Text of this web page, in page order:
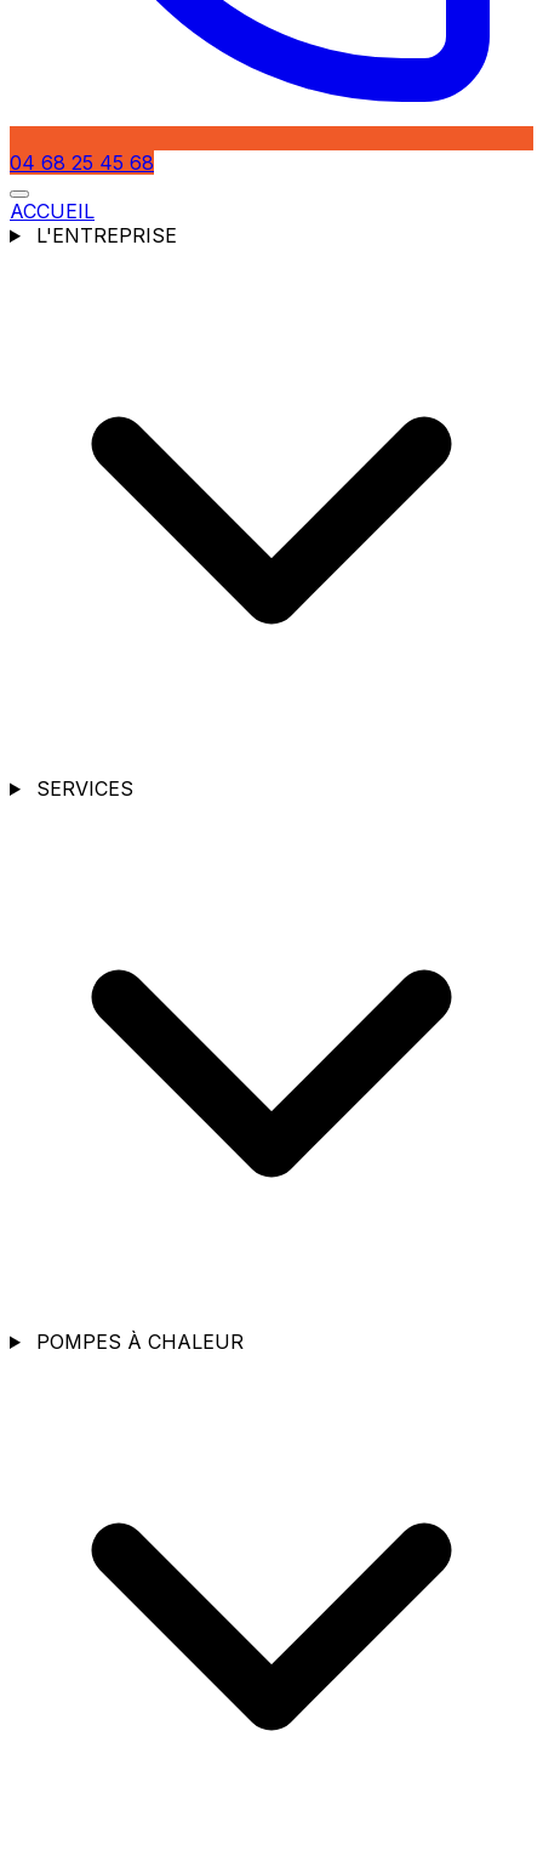
04 68 25 45 68
ACCUEIL
L'ENTREPRISE
SERVICES
POMPES À CHALEUR